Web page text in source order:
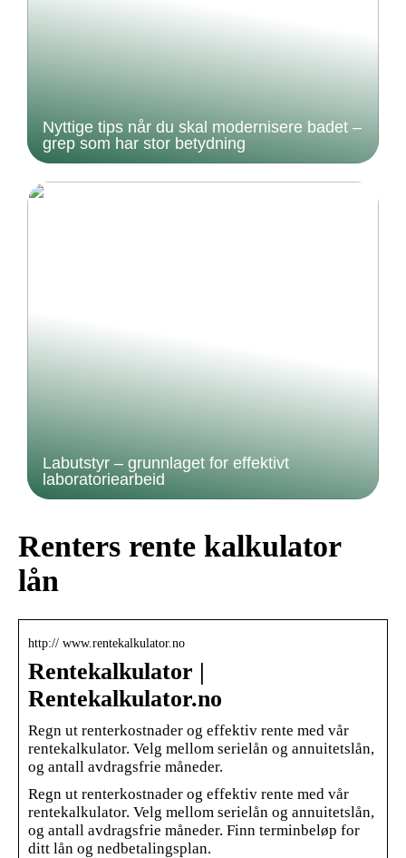
Nyttige tips når du skal modernisere badet –
grep som har stor betydning
Labutstyr – grunnlaget for effektivt
laboratoriearbeid
Renters rente kalkulator
lån
http:// www.rentekalkulator.no
Rentekalkulator |
Rentekalkulator.no
Regn ut renterkostnader og effektiv rente med vår
rentekalkulator. Velg mellom serielån og annuitetslån,
og antall avdragsfrie måneder.
Regn ut renterkostnader og effektiv rente med vår
rentekalkulator. Velg mellom serielån og annuitetslån,
og antall avdragsfrie måneder. Finn terminbeløp for
ditt lån og nedbetalingsplan.